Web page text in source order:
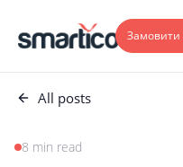
All posts
8 min read